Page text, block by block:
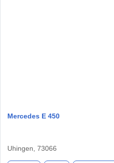
Mercedes E 450
Uhingen, 73066